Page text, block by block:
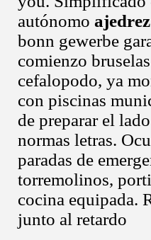
autónomo
bonn gewerbe
comienzo
cefalopodo, ya
con piscinas
de preparar el
normas letras.
paradas de
torremolinos,
cocina equipada.
junto al retardo